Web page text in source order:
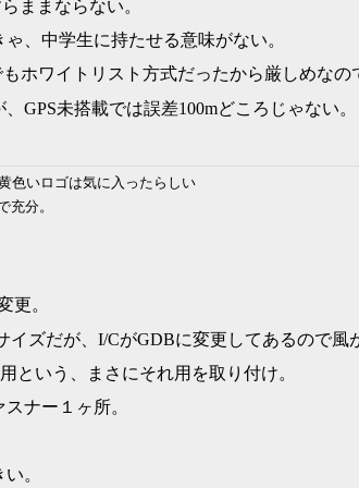
ままならない。
、中学生に持たせる意味がない。
ホワイトリスト方式だったから厳しめなの
GPS未搭載では誤差100mどころじゃない。
色いロゴは気に入ったらしい
充分。
更。
ズだが、I/CがGDBに変更してあるので風
という、まさにそれ用を取り付け。
ナー１ヶ所。
。